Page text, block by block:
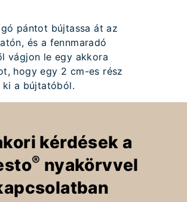
pántot bújtassa át az
és a fennmaradó
vágjon le egy akkora
hogy egy 2 cm-es rész
ki a bújtatóból.
kérdések a
® nyakörvvel